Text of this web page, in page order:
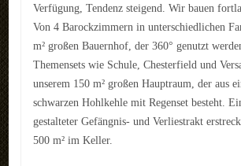
History
SETS
GALERIEN
EVENTS
Verfügung, Tendenz steigend. Wir bauen
Von 4 Barockzimmern in unterschiedlichen
m² großen Bauernhof, der 360° genutzt
Themensets wie Schule, Chesterfield und
unserem 150 m² großen Hauptraum, der aus
schwarzen Hohlkehle mit Regenset besteht.
gestalteter Gefängnis- und Verliestrakt
500 m² im Keller.